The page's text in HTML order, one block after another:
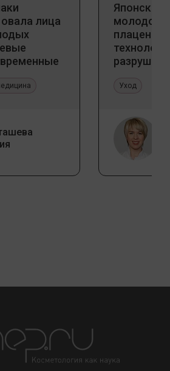
лица
Японский
Уход